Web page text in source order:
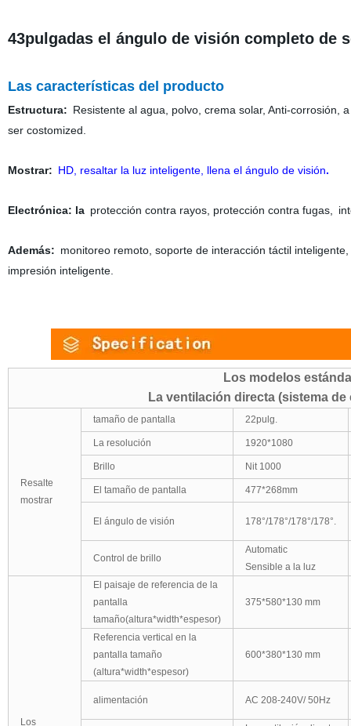
43pulgadas el ángulo de visión completo de
Las características del producto
Estructura: Resistente al agua, polvo, crema solar, Anti-corrosión,
ser costomized.
Mostrar: HD, resaltar la luz inteligente, llena el ángulo de visión.
Electrónica: la protección contra rayos, protección contra fugas,
Además: monitoreo remoto, soporte de interacción táctil
impresión inteligente.
Los modelos
La ventilación directa (sistema
Resalte
mostrar
tamaño de pantalla 22pulg.
La resolución 1920*1080
Brillo Nit 1000
El tamaño de pantalla 477*268mm
El ángulo de visión 178°/178°/178°/178°.
Control de brillo
Automatic
Sensible a la luz
Los
El paisaje de referencia de la
pantalla
tamaño(altura*width*espesor)
375*580*130mm
Referencia vertical en la
pantalla tamaño
(altura*width*espesor)
600*380*130mm
alimentación AC 208-240V/50Hz